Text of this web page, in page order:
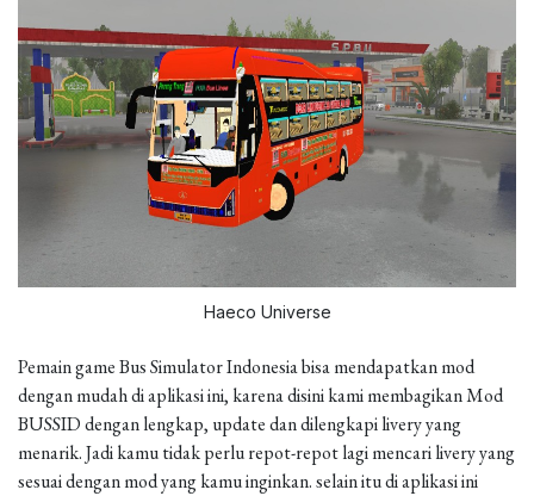
Haeco Universe
Pemain game Bus Simulator Indonesia bisa mendapatkan mod
dengan mudah di aplikasi ini, karena disini kami membagikan Mod
BUSSID dengan lengkap, update dan dilengkapi livery yang
menarik. Jadi kamu tidak perlu repot-repot lagi mencari livery yang
sesuai dengan mod yang kamu inginkan. selain itu di aplikasi ini